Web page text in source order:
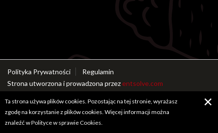
Polityka Prywatności
Regulamin
Strona utworzona i prowadzona przezentsolve.com
Ta strona używa plików cookies. Pozostając na tej stronie, wyrażasz
zgodę na korzystanie z plików cookies. Więcej informacji można
znaleźć wPolityce w sprawie Cookies.
✕